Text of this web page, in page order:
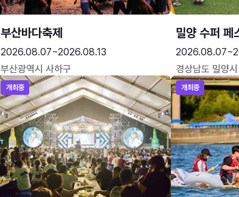
부산바다축제
2026.08.07~2026.08.13
부산광역시 사하구
밀양 수퍼 페
경상남도 밀양시
개최중 개최중